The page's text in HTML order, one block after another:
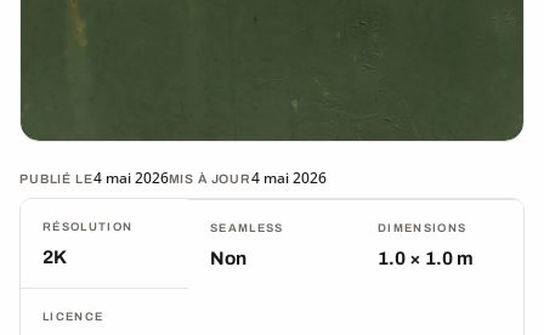
PUBLIÉ LE4 mai 2026MIS À JOUR4 mai 2026
RÉSOLUTION
2K
SEAMLESS
Non
DIMENSIONS
1.0 × 1.0 m
LICENCE